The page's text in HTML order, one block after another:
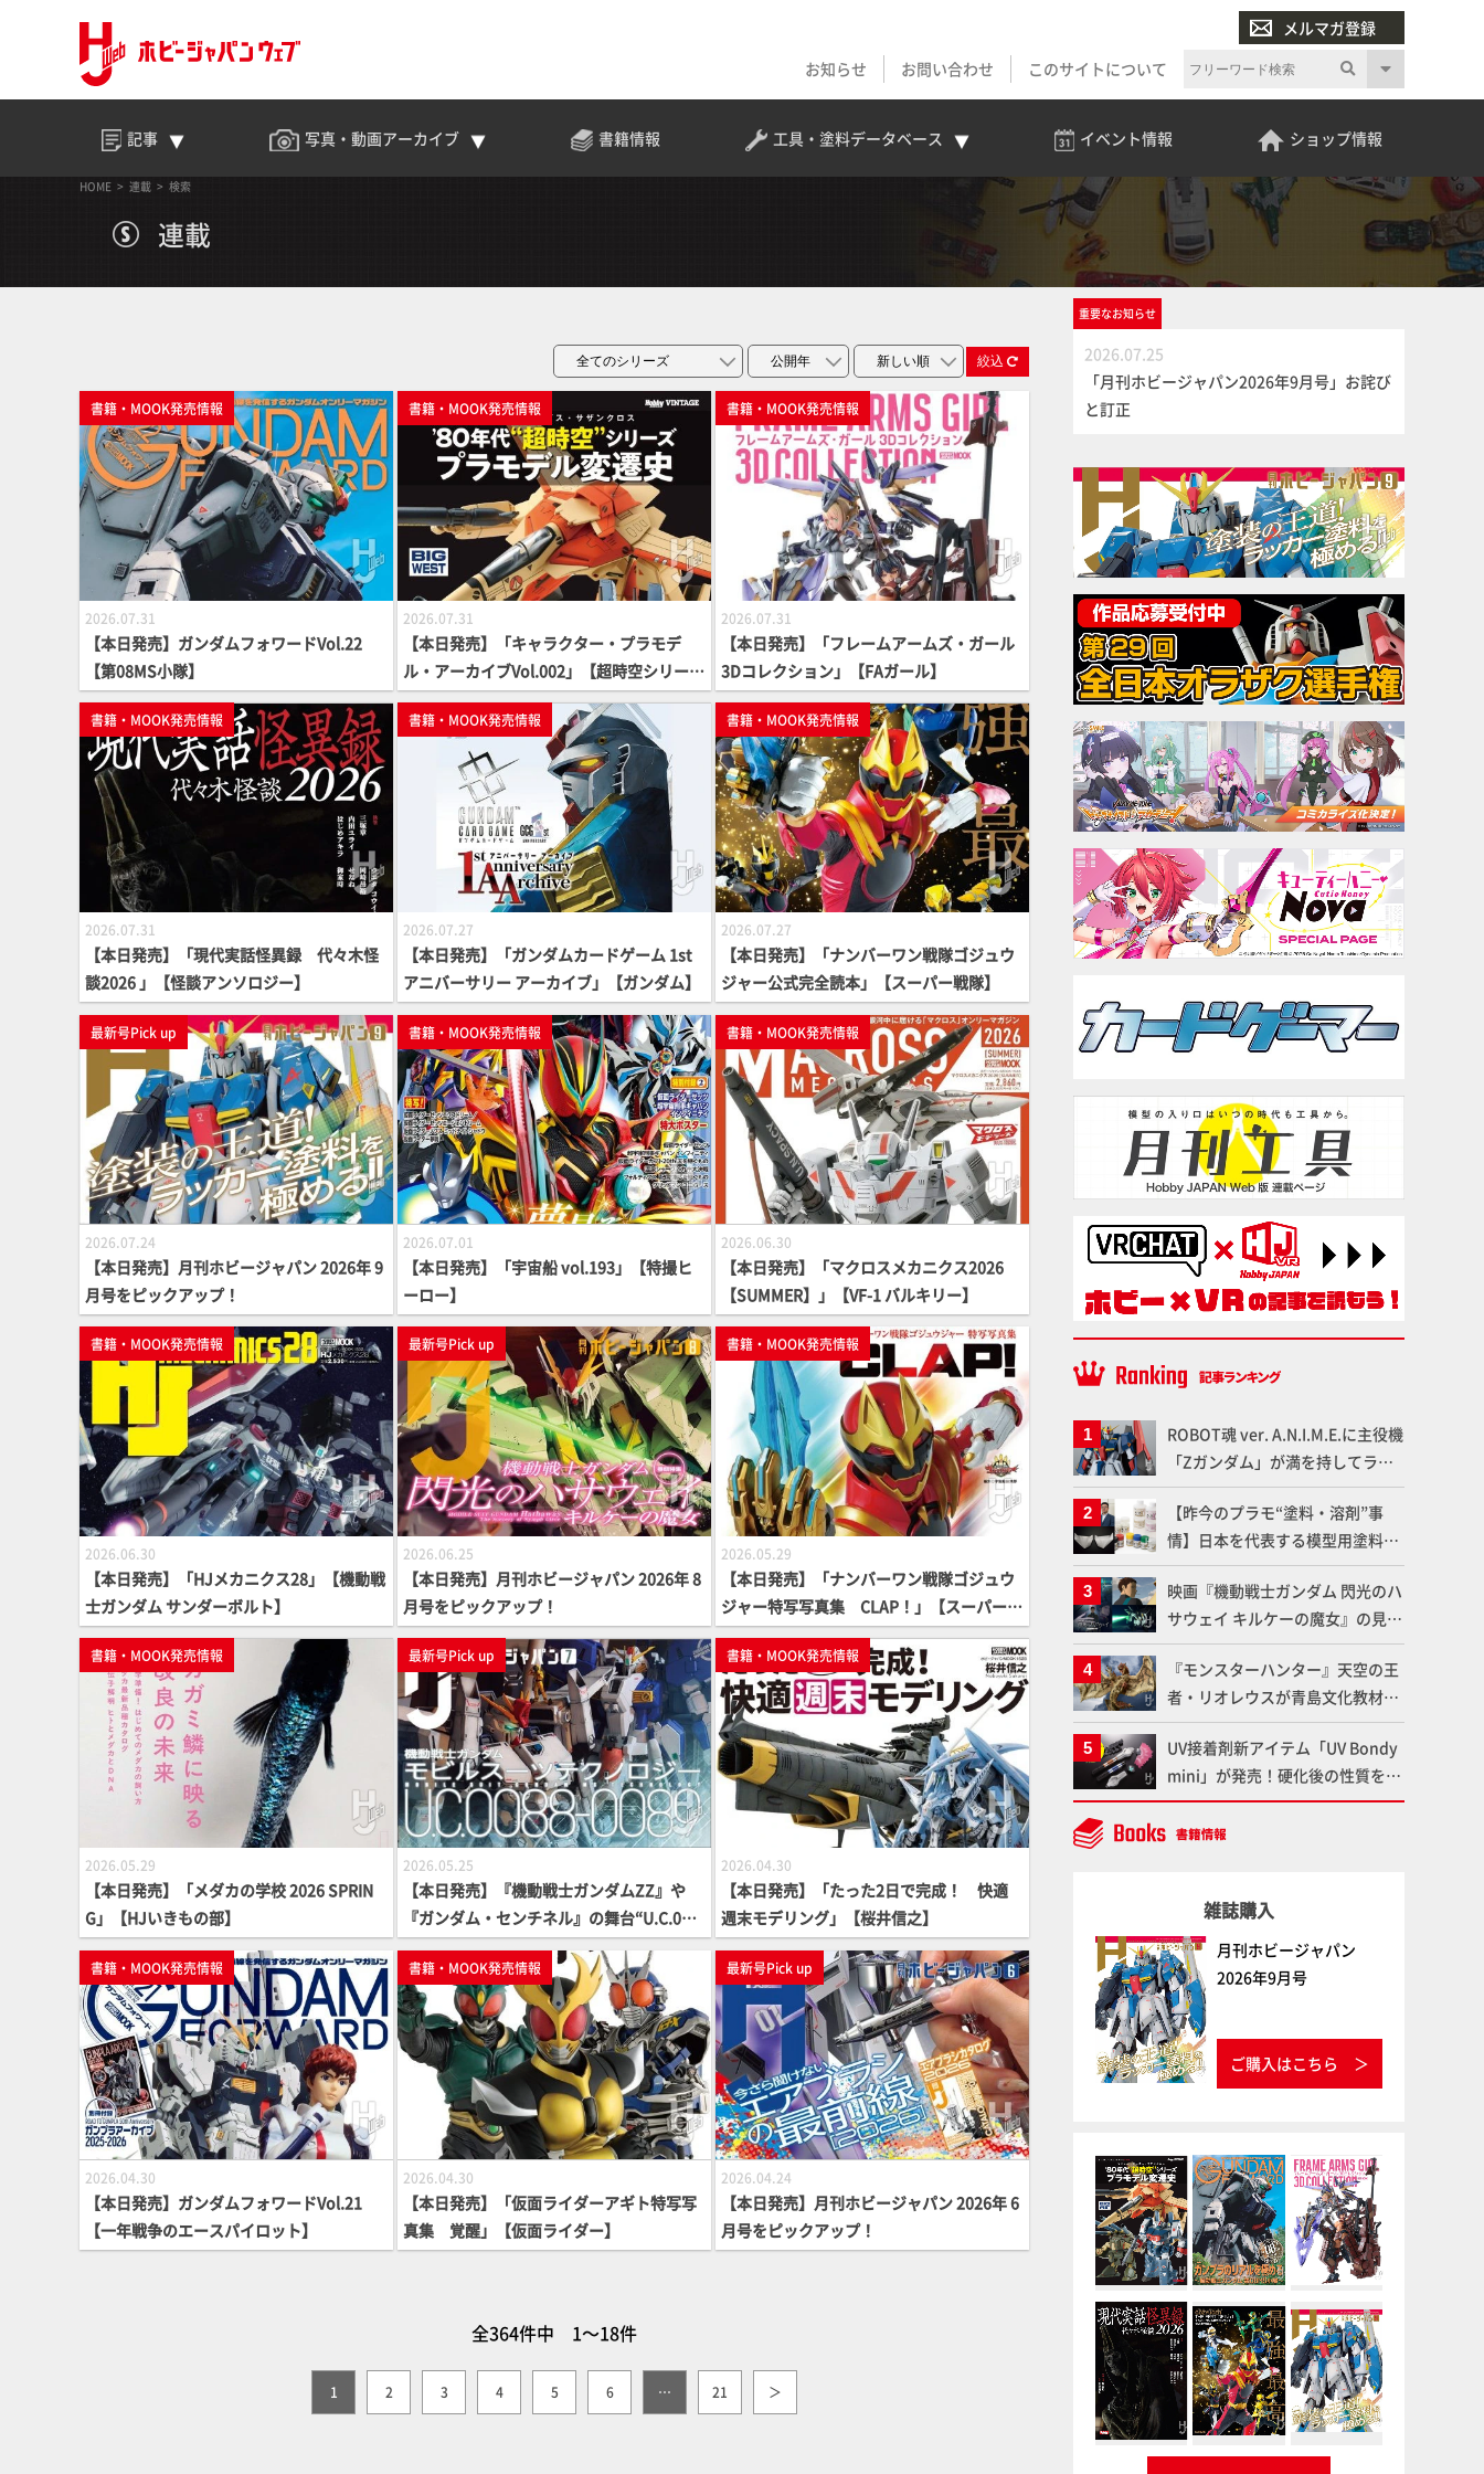
メルマガ登録
お知らせ
お問い合わせ このサイトについて
記事 写真・動画アーカイブ 書籍情報 工具・塗料データベース イベント情報 ショップ情報
HOME 連載 検索
連載
絞込
書籍・MOOK発売情報
2026.07.31
【本日発売】ガンダムフォワードVol.22
【第08MS小隊】
書籍・MOOK発売情報
2026.07.31
【本日発売】「キャラクター・プラモデ
ル・アーカイブVol.002」【超時空シリー
ズ】
書籍・MOOK発売情報
2026.07.31
【本日発売】「フレームアームズ・ガール
3Dコレクション」【FAガール】
書籍・MOOK発売情報
2026.07.31
【本日発売】「現代実話怪異録 代々木怪
談2026 」【怪談アンソロジー】
書籍・MOOK発売情報
2026.07.27
【本日発売】「ガンダムカードゲーム 1st
アニバーサリー アーカイブ」【ガンダム】
書籍・MOOK発売情報
2026.07.27
【本日発売】「ナンバーワン戦隊ゴジュウ
ジャー公式完全読本」【スーパー戦隊】
最新号Pick up
2026.07.24
【本日発売】月刊ホビージャパン 2026年 9
月号をピックアップ！
書籍・MOOK発売情報
2026.07.01
【本日発売】「宇宙船 vol.193」【特撮ヒ
ーロー】
書籍・MOOK発売情報
2026.06.30
【本日発売】「マクロスメカニクス2026
【SUMMER】」【VF-1 バルキリー】
書籍・MOOK発売情報
2026.06.30
【本日発売】「HJメカニクス28」【機動戦
士ガンダム サンダーボルト】
最新号Pick up
2026.06.25
【本日発売】月刊ホビージャパン 2026年 8
月号をピックアップ！
書籍・MOOK発売情報
2026.05.29
【本日発売】「ナンバーワン戦隊ゴジュウ
ジャー特写写真集 CLAP！」【スーパー戦
隊】
書籍・MOOK発売情報
2026.05.29
【本日発売】「メダカの学校 2026 SPRIN
G」【HJいきもの部】
最新号Pick up
2026.05.25
【本日発売】『機動戦士ガンダムZZ』や
『ガンダム・センチネル』の舞台“U.C.008
8年～0089年”のガンプラ作例特集！「月刊
ホビージャパン2026年7月号」の内容をピ
ックアップしてご紹介
書籍・MOOK発売情報
2026.04.30
【本日発売】「たった2日で完成！ 快適
週末モデリング」【桜井信之】
書籍・MOOK発売情報
2026.04.30
【本日発売】ガンダムフォワードVol.21
【一年戦争のエースパイロット】
書籍・MOOK発売情報
2026.04.30
【本日発売】「仮面ライダーアギト特写写
真集 覚醒」【仮面ライダー】
最新号Pick up
2026.04.24
【本日発売】月刊ホビージャパン 2026年 6
月号をピックアップ！
全364件中 1～18件
1 2 3 4 5 6 … 21 ＞
重要なお知らせ
2026.07.25
「月刊ホビージャパン2026年9月号」お詫び
と訂正
ROBOT魂 ver. A.N.I.M.E.に主役機
「Zガンダム」が満を持してライ
ンナップ！ウェイブライダーへの
変形、劇中どおりのプロポーショ
ンを再現【機動戦士Zガンダム】
【昨今のプラモ“塗料・溶剤”事
情】日本を代表する模型用塗料
「Mr.カラー」やツールメーカー
である「GSIクレオス」が語るラ
ッカー塗料の未来とは？
映画『機動戦士ガンダム 閃光のハ
サウェイ キルケーの魔女』の見放
題配信が8月31日（月）よりスタ
ート！Prime Videoで国内独占配
信
『モンスターハンター』天空の王
者・リオレウスが青島文化教材社
「PLAfig.」にラインナップ！原
型・蟹蟲修造氏の彩色作例で超ハ
イディテールかつ躍動感に満ちた
造形をチェック
UV接着剤新アイテム「UV Bondy
mini」が発売！硬化後の性質を活
かしてクリアーパーツへの加工や
エフェクト仕上げに活用してみよ
雑誌購入
月刊ホビージャパン
2026年9月号
ご購入はこちら